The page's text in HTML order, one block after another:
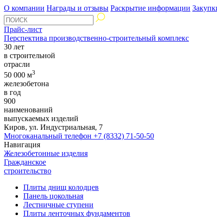
О компании Награды и отзывы Раскрытие информации
Прайс-лист
Перспектива производственно-строительный комплекс
30 лет
в строительной
отрасли
50 000 м3
железобетона
в год
900
наименований
выпускаемых изделий
Киров, ул. Индустриальная, 7
Многоканальный телефон +7 (8332) 71-50-50
Навигация
Железобетонные изделия
Гражданское
строительство
Плиты днищ колодцев
Панель цокольная
Лестничные ступени
Плиты ленточных фундаментов